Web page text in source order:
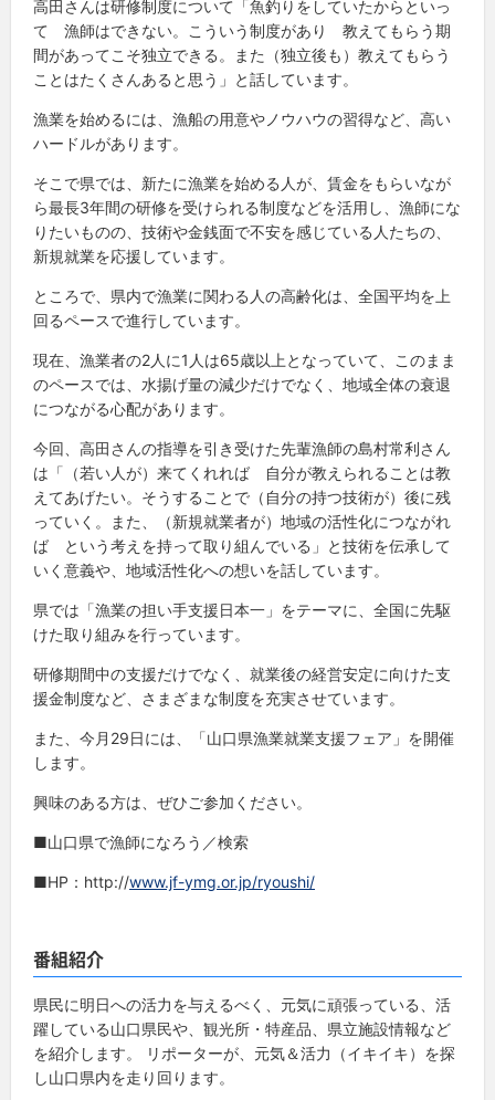
高田さんは研修制度について「魚釣りをしていたからといっ
て 漁師はできない。こういう制度があり 教えてもらう期
間があってこそ独立できる。また（独立後も）教えてもらう
ことはたくさんあると思う」と話しています。
漁業を始めるには、漁船の用意やノウハウの習得など、高い
ハードルがあります。
そこで県では、新たに漁業を始める人が、賃金をもらいなが
ら最長3年間の研修を受けられる制度などを活用し、漁師にな
りたいものの、技術や金銭面で不安を感じている人たちの、
新規就業を応援しています。
ところで、県内で漁業に関わる人の高齢化は、全国平均を上
回るペースで進行しています。
現在、漁業者の2人に1人は65歳以上となっていて、このまま
のペースでは、水揚げ量の減少だけでなく、地域全体の衰退
につながる心配があります。
今回、高田さんの指導を引き受けた先輩漁師の島村常利さん
は「（若い人が）来てくれれば 自分が教えられることは教
えてあげたい。そうすることで（自分の持つ技術が）後に残
っていく。また、（新規就業者が）地域の活性化につながれ
ば という考えを持って取り組んでいる」と技術を伝承して
いく意義や、地域活性化への想いを話しています。
県では「漁業の担い手支援日本一」をテーマに、全国に先駆
けた取り組みを行っています。
研修期間中の支援だけでなく、就業後の経営安定に向けた支
援金制度など、さまざまな制度を充実させています。
また、今月29日には、「山口県漁業就業支援フェア」を開催
します。
興味のある方は、ぜひご参加ください。
■山口県で漁師になろう／検索
■HP：http://www.jf-ymg.or.jp/ryoushi/
番組紹介
県民に明日への活力を与えるべく、元気に頑張っている、活
躍している山口県民や、観光所・特産品、県立施設情報など
を紹介します。 リポーターが、元気＆活力（イキイキ）を探
し山口県内を走り回ります。